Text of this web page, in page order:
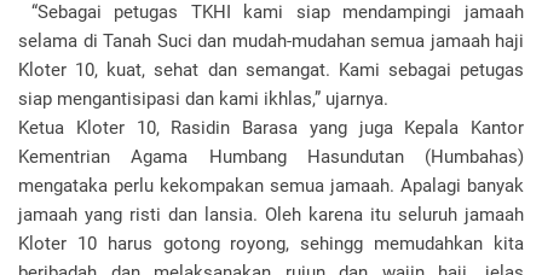
“Sebagai petugas TKHI kami siap mendampingi jamaah
selama di Tanah Suci dan mudah-mudahan semua jamaah haji
Kloter 10, kuat, sehat dan semangat. Kami sebagai petugas
siap mengantisipasi dan kami ikhlas,” ujarnya.
Ketua Kloter 10, Rasidin Barasa yang juga Kepala Kantor
Kementrian Agama Humbang Hasundutan (Humbahas)
mengataka perlu kekompakan semua jamaah. Apalagi banyak
jamaah yang risti dan lansia. Oleh karena itu seluruh jamaah
Kloter 10 harus gotong royong, sehingg memudahkan kita